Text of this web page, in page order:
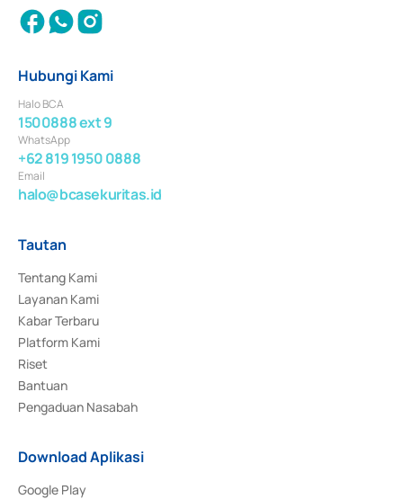
Hubungi Kami
Halo BCA
1500888 ext 9
WhatsApp
+62 819 1950 0888
Email
halo@bcasekuritas.id
Tautan
Tentang Kami
Layanan Kami
Kabar Terbaru
Platform Kami
Riset
Bantuan
Pengaduan Nasabah
Download Aplikasi
Google Play